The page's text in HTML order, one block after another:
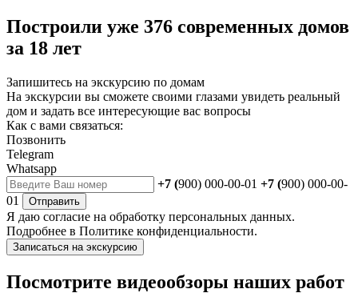
Построили уже 376 современных домов
за 18 лет
Запишитесь на экскурсию по домам
На экскурсии вы сможете своими глазами увидеть реальный
дом и задать все интересующие вас вопросы
Как с вами связаться:
Позвонить
Telegram
Whatsapp
+7 (900) 000-00-01 +7 (900) 000-00-
01
Отправить
Я даю согласие на обработку персональных данных.
Подробнее в Политике конфиденциальности.
Записаться на экскурсию
Посмотрите видеообзоры наших работ